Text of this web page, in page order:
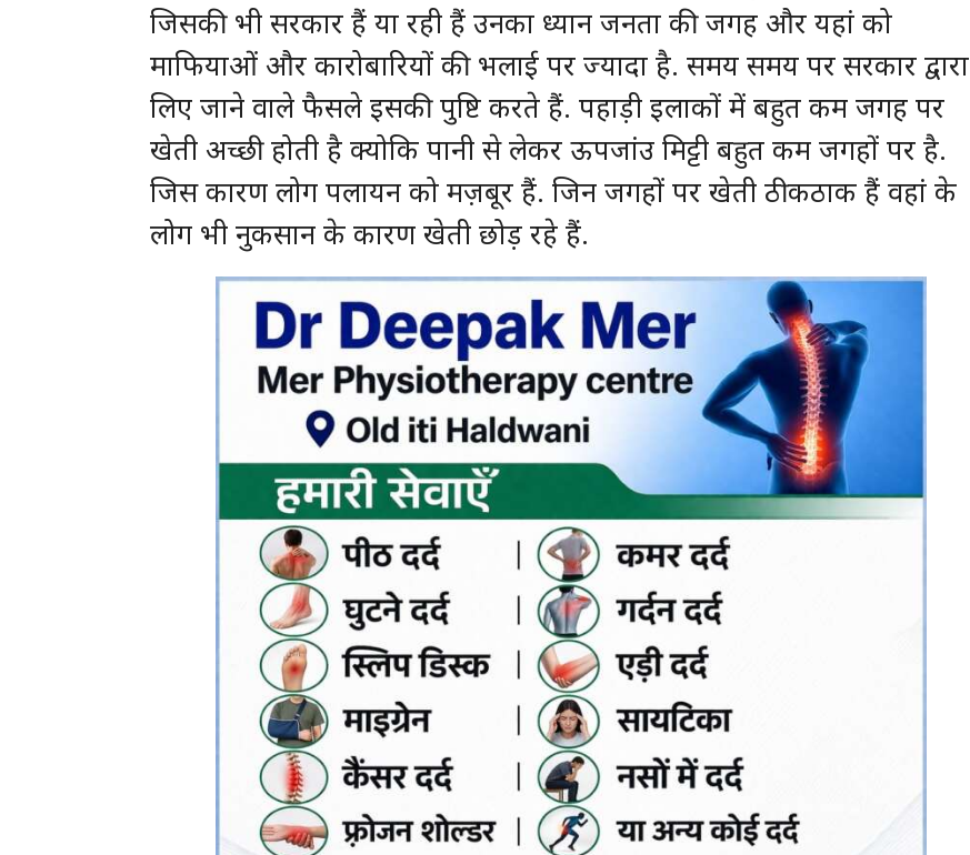
जिसकी भी सरकार हैं या रही हैं उनका ध्यान जनता की जगह और यहां को
माफियाओं और कारोबारियों की भलाई पर ज्यादा है. समय समय पर सरकार द्वारा
लिए जाने वाले फैसले इसकी पुष्टि करते हैं. पहाड़ी इलाकों में बहुत कम जगह पर
खेती अच्छी होती है क्योकि पानी से लेकर ऊपजांउ मिट्टी बहुत कम जगहों पर है.
जिस कारण लोग पलायन को मज़बूर हैं. जिन जगहों पर खेती ठीकठाक हैं वहां के
लोग भी नुकसान के कारण खेती छोड़ रहे हैं.